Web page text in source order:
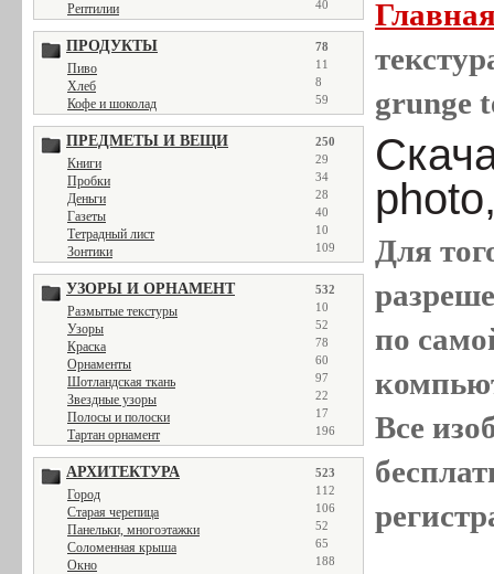
Рептилии 40
ПРОДУКТЫ 78
Пиво 11
Хлеб 8
Кофе и шоколад 59
ПРЕДМЕТЫ И ВЕЩИ 250
Книги 29
Пробки 34
Деньги 28
Газеты 40
Тетрадный лист 10
Зонтики 109
УЗОРЫ И ОРНАМЕНТ 532
Размытые текстуры 10
Узоры 52
Краска 78
Орнаменты 60
Шотландская ткань 97
Звездные узоры 22
Полосы и полоски 17
Тартан орнамент 196
АРХИТЕКТУРА 523
Город 112
Старая черепица 106
Панельки, многоэтажки 52
Соломенная крыша 65
Окно 188
grunge
Для
по
Все